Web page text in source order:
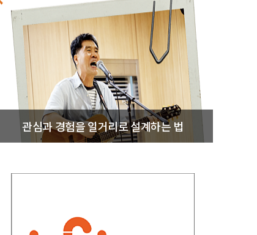
관심과 경험을 일거리로 설계하는 법